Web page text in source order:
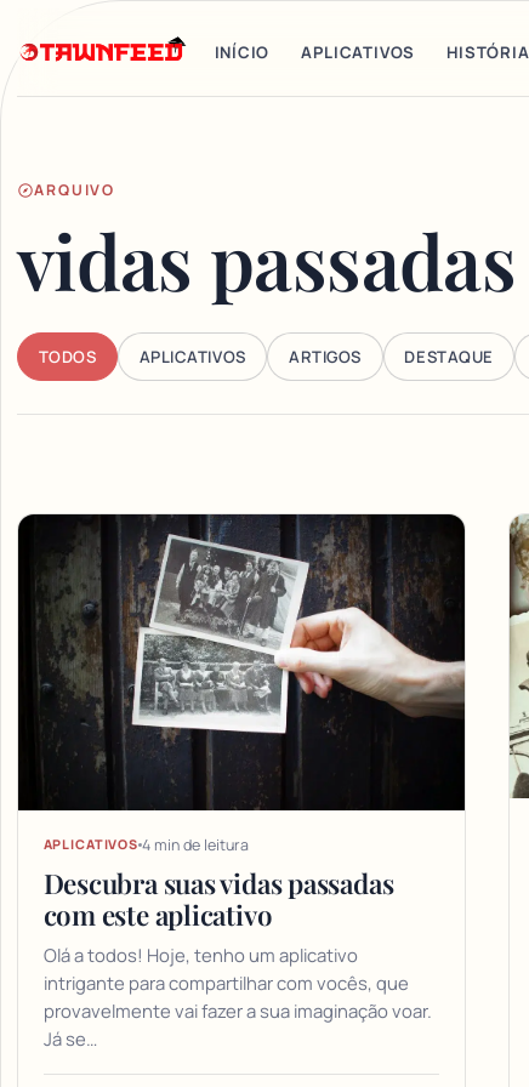
INÍCIO APLICATIVOS HISTÓRIA
ARQUIVO
vidas passadas
TODOS APLICATIVOS ARTIGOS DESTAQUE
Articles
APLICATIVOS 4 min de leitura
Descubra suas vidas passadas
com este aplicativo
Olá a todos! Hoje, tenho um aplicativo
intrigante para compartilhar com vocês, que
provavelmente vai fazer a sua imaginação voar.
Já se…